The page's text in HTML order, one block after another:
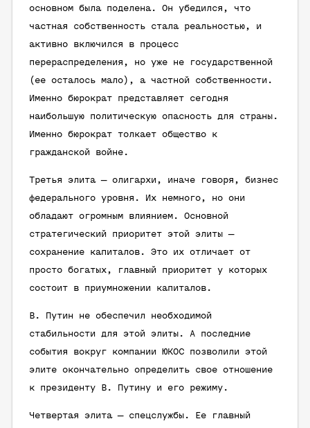
основном была поделена. Он убедился, что
частная собственность стала реальностью, и
активно включился в процесс
перераспределения, но уже не государственной
(ее осталось мало), а частной собственности.
Именно бюрократ представляет сегодня
наибольшую политическую опасность для страны.
Именно бюрократ толкает общество к
гражданской войне.
Третья элита — олигархи, иначе говоря, бизнес
федерального уровня. Их немного, но они
обладают огромным влиянием. Основной
стратегический приоритет этой элиты —
сохранение капиталов. Это их отличает от
просто богатых, главный приоритет у которых
состоит в приумножении капиталов.
В. Путин не обеспечил необходимой
стабильности для этой элиты. А последние
события вокруг компании ЮКОС позволили этой
элите окончательно определить свое отношение
к президенту В. Путину и его режиму.
Четвертая элита — спецслужбы. Ее главный